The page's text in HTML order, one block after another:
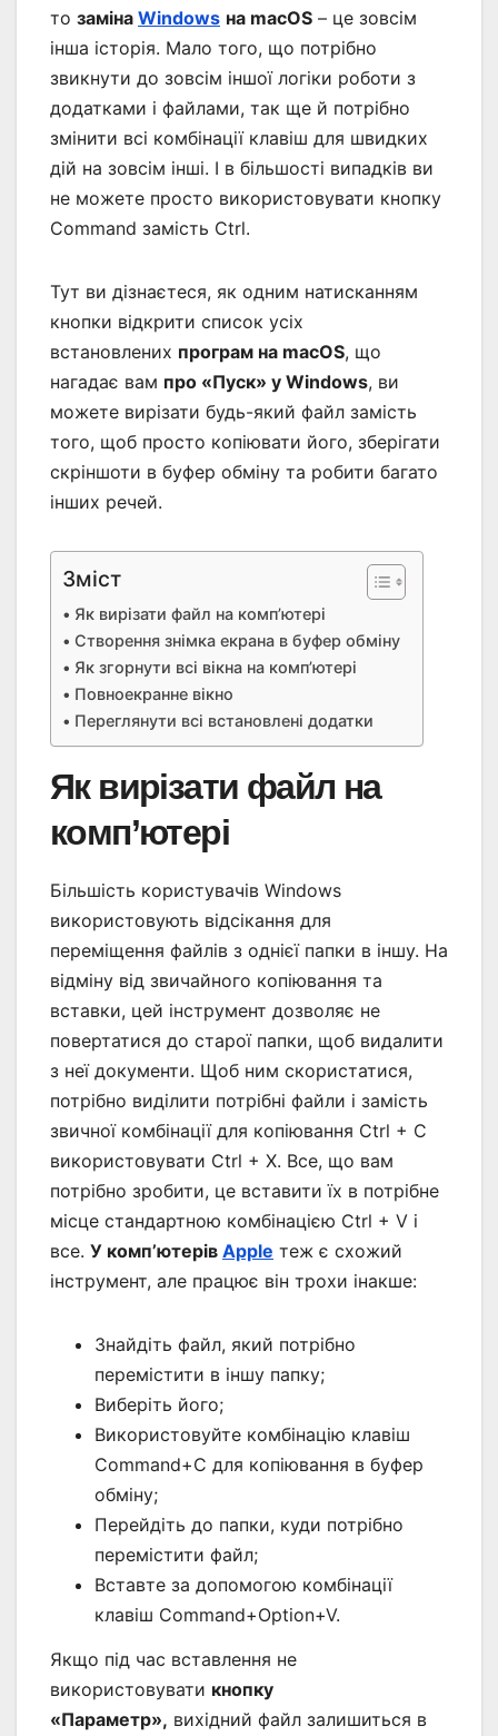
то заміна Windows на macOS – це зовсім
інша історія. Мало того, що потрібно
звикнути до зовсім іншої логіки роботи з
додатками і файлами, так ще й потрібно
змінити всі комбінації клавіш для швидких
дій на зовсім інші. І в більшості випадків ви
не можете просто використовувати кнопку
Command замість Ctrl.
Тут ви дізнаєтеся, як одним натисканням
кнопки відкрити список усіх
встановлених програм на macOS, що
нагадає вам про «Пуск» у Windows, ви
можете вирізати будь-який файл замість
того, щоб просто копіювати його, зберігати
скріншоти в буфер обміну та робити багато
інших речей.
Зміст
Як вирізати файл на комп’ютері
Створення знімка екрана в буфер обміну
Як згорнути всі вікна на комп’ютері
Повноекранне вікно
Переглянути всі встановлені додатки
Як вирізати файл на
комп’ютері
Більшість користувачів Windows
використовують відсікання для
переміщення файлів з однієї папки в іншу. На
відміну від звичайного копіювання та
вставки, цей інструмент дозволяє не
повертатися до старої папки, щоб видалити
з неї документи. Щоб ним скористатися,
потрібно виділити потрібні файли і замість
звичної комбінації для копіювання Ctrl + C
використовувати Ctrl + X. Все, що вам
потрібно зробити, це вставити їх в потрібне
місце стандартною комбінацією Ctrl + V і
все. У комп’ютерів Apple теж є схожий
інструмент, але працює він трохи інакше:
Знайдіть файл, який потрібно
перемістити в іншу папку;
Виберіть його;
Використовуйте комбінацію клавіш
Command+C для копіювання в буфер
обміну;
Перейдіть до папки, куди потрібно
перемістити файл;
Вставте за допомогою комбінації
клавіш Command+Option+V.
Якщо під час вставлення не
використовувати кнопку
«Параметр», вихідний файл залишиться в